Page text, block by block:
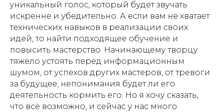
уникальный голос, который будет звучать
искренне и убедительно. А если вам не хватает
технических навыков в реализации своих
идей, то найти подходящее обучение и
повысить мастерство. Начинающему творцу
тяжело устоять перед информационным
шумом, от успехов других мастеров, от тревоги
за будущее, непонимания будет ли его
деятельность кормить его. Но я хочу сказать,
что всё возможно, и сейчас у нас много